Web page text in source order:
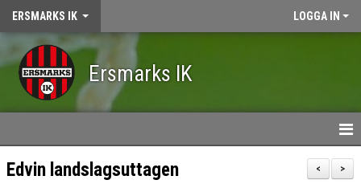
ERSMARKS IK LOGGA IN
Ersmarks IK
HEM
>
<
Edvin landslagsuttagen